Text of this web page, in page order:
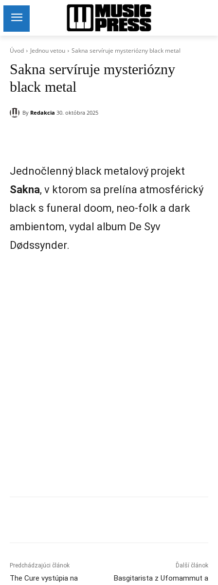
Úvod Jednou vetou Sakna servíruje mysteriózny black metal
Sakna servíruje mysteriózny
black metal
By Redakcia 30. októbra 2025
Jednočlenný black metalový projekt
Sakna, v ktorom sa prelína atmosférický
black s funeral doom, neo-folk a dark
ambientom, vydal album De Syv
Dødssynder.
Predchádzajúci článok
The Cure vystúpia na
Ďalší článok
Basgitarista z Ufomammut a